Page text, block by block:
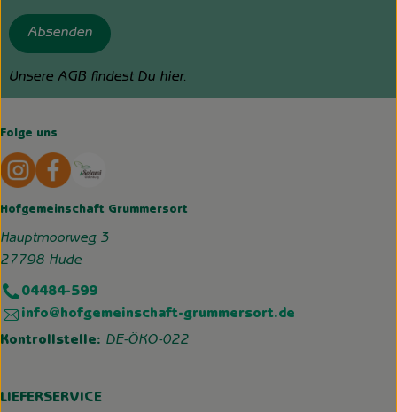
Absenden
Unsere AGB findest Du hier.
Folge uns
Externer Link zu https://www.instagram.com/
Hofgemeinschaft Grummersort
Hauptmoorweg 3
27798 Hude
04484-599
info@hofgemeinschaft-grummersort.de
Kontrollstelle: DE-ÖKO-022
LIEFERSERVICE